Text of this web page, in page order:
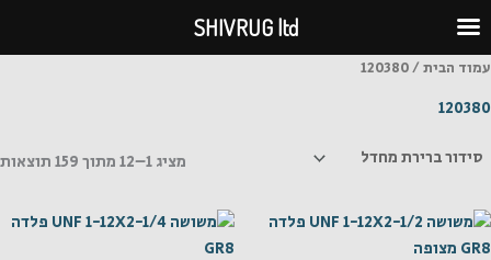
לתוכן
עמוד הבית/ 120380
120380
מציג 1–12 מתוך 159 תוצאות
SHIVRUG ltd